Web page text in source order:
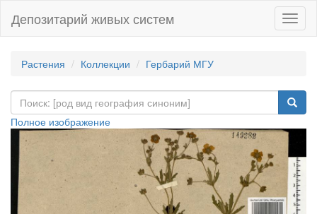
Депозитарий живых систем
Растения Коллекции Гербарий МГУ
Полное изображение